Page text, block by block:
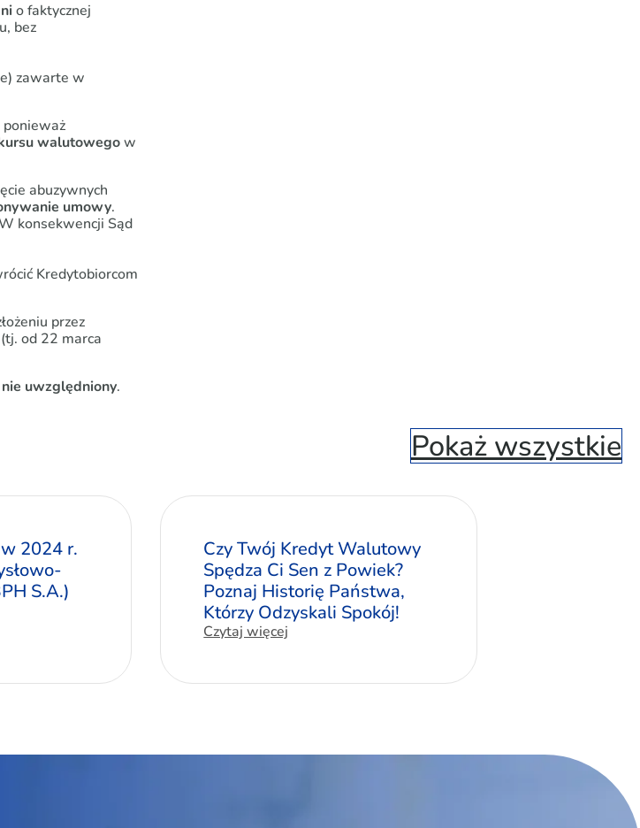
o faktycznej
bez
zawarte w
ponieważ
walutowegow
abuzywnych
umowy.
konsekwencji Sąd
Kredytobiorcom
przez
od 22 marca
nie uwzględniony.
Pokaż wszystkie
2024 r.
S.A.)
Czy Twój Kredyt Walutowy
Spędza Ci Sen z Powiek?
Poznaj Historię Państwa,
Którzy Odzyskali Spokój!
Czytaj więcej